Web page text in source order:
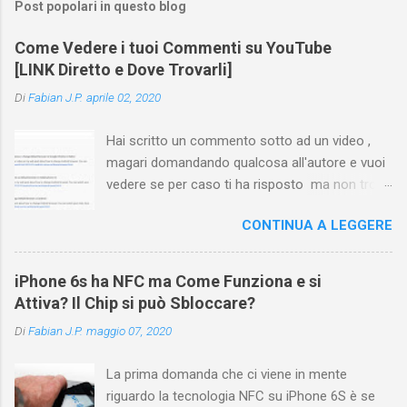
Post popolari in questo blog
Come Vedere i tuoi Commenti su YouTube
[LINK Diretto e Dove Trovarli]
DiFabian J.P. aprile 02, 2020
Hai scritto un commento sotto ad un video ,
magari domandando qualcosa all'autore e vuoi
vedere se per caso ti ha risposto ma non trovi
nessuna voce del tipo " cronologia commenti
YouTube " o cose simili? Vuoi sapere come
farlo sia se accedi dal tuo computer (PC/Mac)
oppure tramite smartphone (Android o iPhone)
usando l'app ? In questa guida ti mostrerò dove
trovare i propri commenti di YouTube , ossia
Ovviamente la risposta é positiva ma mi ci è
voluto un bel po' di tempo prima di trovare
CONTINUA A LEGGERE
iPhone 6s ha NFC ma Come Funziona e si
Attiva? Il Chip si può Sbloccare?
DiFabian J.P. maggio 07, 2020
La prima domanda che ci viene in mente
riguardo la tecnologia NFC su iPhone 6S è se